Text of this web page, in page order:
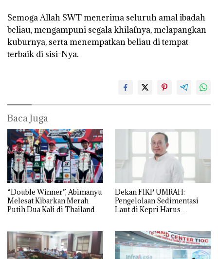
‎Semoga Allah SWT menerima seluruh amal ibadah
beliau, mengampuni segala khilafnya, melapangkan
kuburnya, serta menempatkan beliau di tempat
terbaik di sisi-Nya.
Baca Juga
“Double Winner”, Abimanyu
Melesat Kibarkan Merah
Putih Dua Kali di Thailand
Dekan FIKP UMRAH:
Pengelolaan Sedimentasi
Laut di Kepri Harus
dengan Konservasi